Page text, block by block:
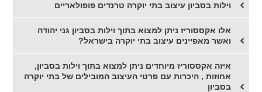
וילות בסביון עיצוב בתי יוקרה טרנדים פופולאריים
אלו אקססוריז ניתן למצוא בתוך וילות בסביון גני יהודה
ואשר מאפיינים עיצוב בתי יוקרה בישראל?
איזה אקססוריז מיוחדים ניתן למצוא בתוך וילות בסביון,
אחוזות , היכרות עם פרטי העיצוב המובילים של בתי יוקרה
בסביון